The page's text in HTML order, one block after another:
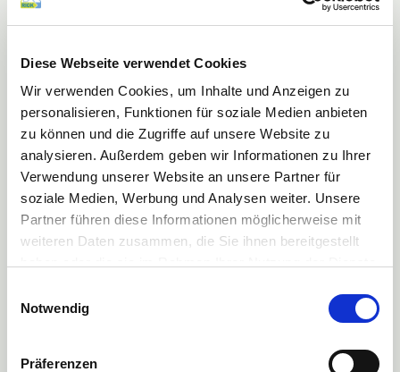
Diese Webseite verwendet Cookies
Wir verwenden Cookies, um Inhalte und Anzeigen zu
personalisieren, Funktionen für soziale Medien anbieten
zu können und die Zugriffe auf unsere Website zu
analysieren. Außerdem geben wir Informationen zu Ihrer
Verwendung unserer Website an unsere Partner für
soziale Medien, Werbung und Analysen weiter. Unsere
Partner führen diese Informationen möglicherweise mit
weiteren Daten zusammen, die Sie ihnen bereitgestellt
Mehr Informationen finden Sie in unserer
Notwendig
Präferenzen